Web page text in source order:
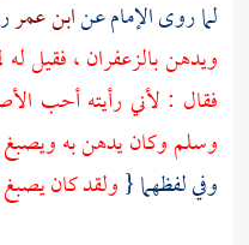
لما روى الإمام عنابن عمر
ويدهن بالزعفران ، فقيل
فقال : لأني رأيته أحب
وسلم وكان يدهن به ويصبغ
وفي لفظهما {ولقد كان يصبغ